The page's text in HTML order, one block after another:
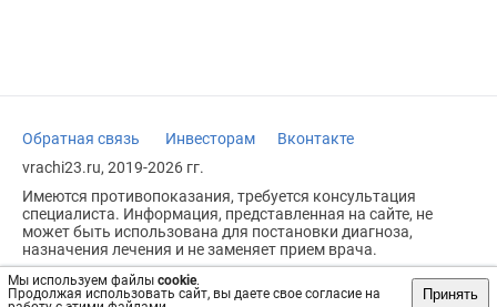
Мы используем файлы cookie.
Продолжая использовать сайт, вы даете свое согласие на
Принять
Обратная связь Инвесторам
Вконтакте
vrachi23.ru, 2019-2026 гг.
Имеются противопоказания, требуется консультация
специалиста. Информация, представленная на сайте, не
может быть использована для постановки диагноза,
назначения лечения и не заменяет прием врача.
Возрастное ограничение: 18+